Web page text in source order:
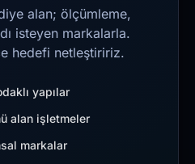
alan; ölçümleme,
isteyen markalarla.
hedefi netleştiririz.
yapılar
alan işletmeler
markalar